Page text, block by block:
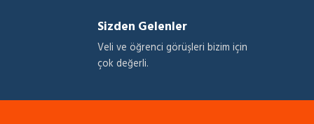
Sizden Gelenler
Veli ve öğrenci görüşleri bizim için
çok değerli.